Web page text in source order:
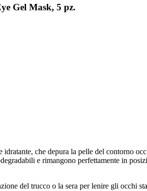
Gel Mask, 5 pz.
che depura la pelle del contorno
e rimangono perfettamente in
del trucco o la sera per lenire gli occhi